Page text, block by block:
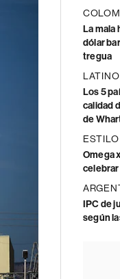
La mala
dólar
tregua
Los 5
calidad
de
Omega
celebrar
IPC de
según